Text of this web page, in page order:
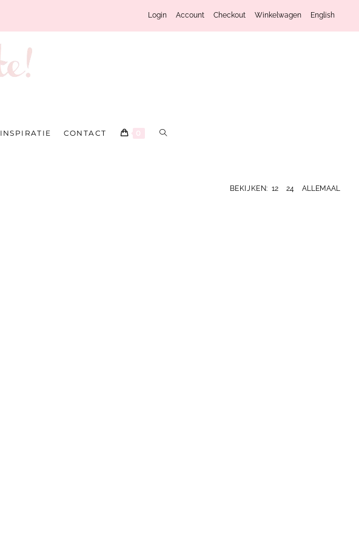
Login Account Checkout Winkelwagen English
INSPIRATIE CONTACT 0
BEKIJKEN: 12 24 ALLEMAAL